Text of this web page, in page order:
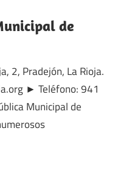
de
2, Pradejón, La Rioja.
► Teléfono: 941
Municipal de